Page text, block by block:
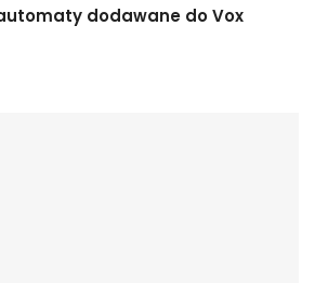
dodawane do Vox